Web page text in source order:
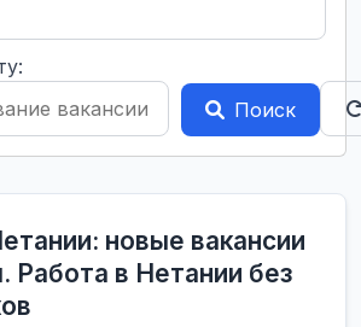
Поиск
новые вакансии
Работа в Нетании без